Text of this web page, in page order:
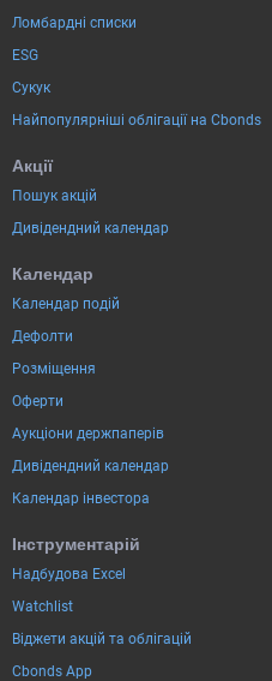
Ломбардні списки
ESG
Сукук
Найпопулярніші облігації на Cbonds
Акції
Пошук акцій
Дивідендний календар
Календар
Календар подій
Дефолти
Розміщення
Оферти
Аукціони держпаперів
Дивідендний календар
Календар інвестора
Інструментарій
Надбудова Excel
Watchlist
Віджети акцій та облігацій
Cbonds App